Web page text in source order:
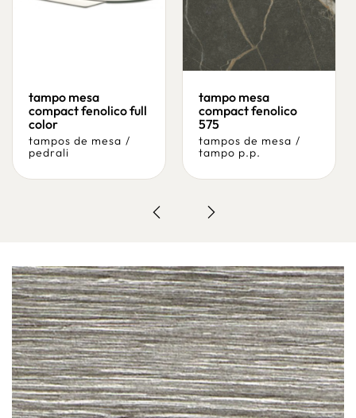
tampo mesa
compact fenolico full
color
tampos de mesa /
pedrali
tampo mesa
compact fenolico
575
tampos de mesa /
tampo p.p.